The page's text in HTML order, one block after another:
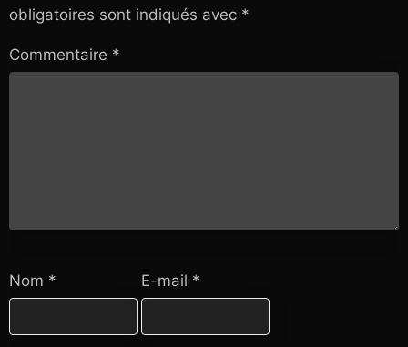
obligatoires sont indiqués avec *
Commentaire *
Nom * E-mail *